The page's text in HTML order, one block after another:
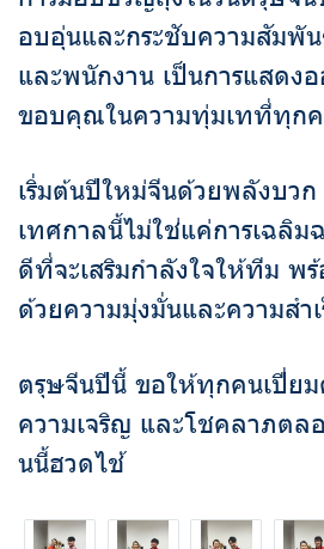
อบอุ่นและกระชับความสัมพัน
และพนักงาน เป็นการแสดง
ขอบคุณในความทุ่มเทที่ทุก
เริ่มต้นปีใหม่จีนด้วยพลังบวก
เทศกาลนี้ไม่ใช่แค่การเฉลิ
ดีที่จะเสริมกำลังใจให้ทีม พ
ด้วยความมุ่งมั่นและความสำเ
ตรุษจีนปีนี้ ขอให้ทุกคนเปี่ย
ความเจริญ และโชคลาภต
นนี้ฮวดไช้